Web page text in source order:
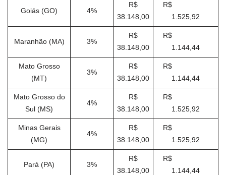
Goiás (GO) 4%
R$
38.148,00
R$
1.525,92
Maranhão (MA) 3%
R$
38.148,00
R$
1.144,44
Mato Grosso
(MT)
3%
R$
38.148,00
R$
1.144,44
Mato Grosso do
Sul (MS)
4%
R$
38.148,00
R$
1.525,92
Minas Gerais
(MG)
4%
R$
38.148,00
R$
1.525,92
Pará (PA) 3%
R$
38.148,00
R$
1.144,44